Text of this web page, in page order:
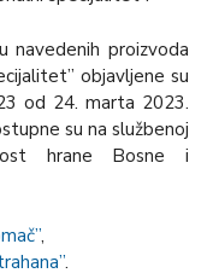
navedenih proizvoda
objavljene su
od 24. marta 2023.
su na službenoj
hrane Bosne i
,
.